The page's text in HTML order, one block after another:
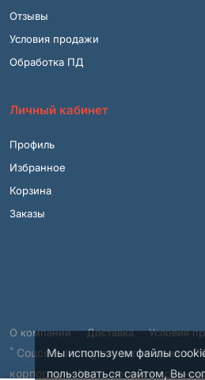
Отзывы
Условия продажи
Обработка ПД
Личный кабинет
Профиль
Избранное
Корзина
Заказы
О компании Доставка Условия
* Соцсеть Instagram запрещена в
корпорации Meta, которая
Мы используем файлы
пользоваться сайтом, Вы